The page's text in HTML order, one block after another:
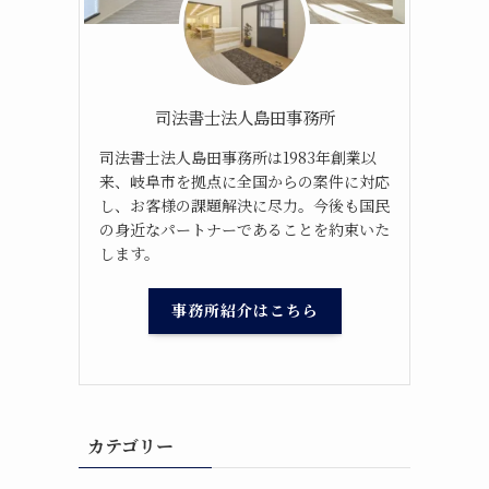
司法書士法人島田事務所
司法書士法人島田事務所は1983年創業以
来、岐阜市を拠点に全国からの案件に対応
し、お客様の課題解決に尽力。今後も国民
の身近なパートナーであることを約束いた
します。
事務所紹介はこちら
カテゴリー